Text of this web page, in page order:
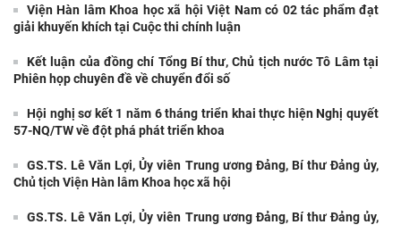
Viện Hàn lâm Khoa học xã hội Việt Nam có 02 tác phẩm đạt
giải khuyến khích tại Cuộc thi chính luận
Kết luận của đồng chí Tổng Bí thư, Chủ tịch nước Tô Lâm tại
Phiên họp chuyên đề về chuyển đổi số
Hội nghị sơ kết 1 năm 6 tháng triển khai thực hiện Nghị quyết
57-NQ/TW về đột phá phát triển khoa
GS.TS. Lê Văn Lợi, Ủy viên Trung ương Đảng, Bí thư Đảng ủy,
Chủ tịch Viện Hàn lâm Khoa học xã hội
GS.TS. Lê Văn Lợi, Ủy viên Trung ương Đảng, Bí thư Đảng ủy,